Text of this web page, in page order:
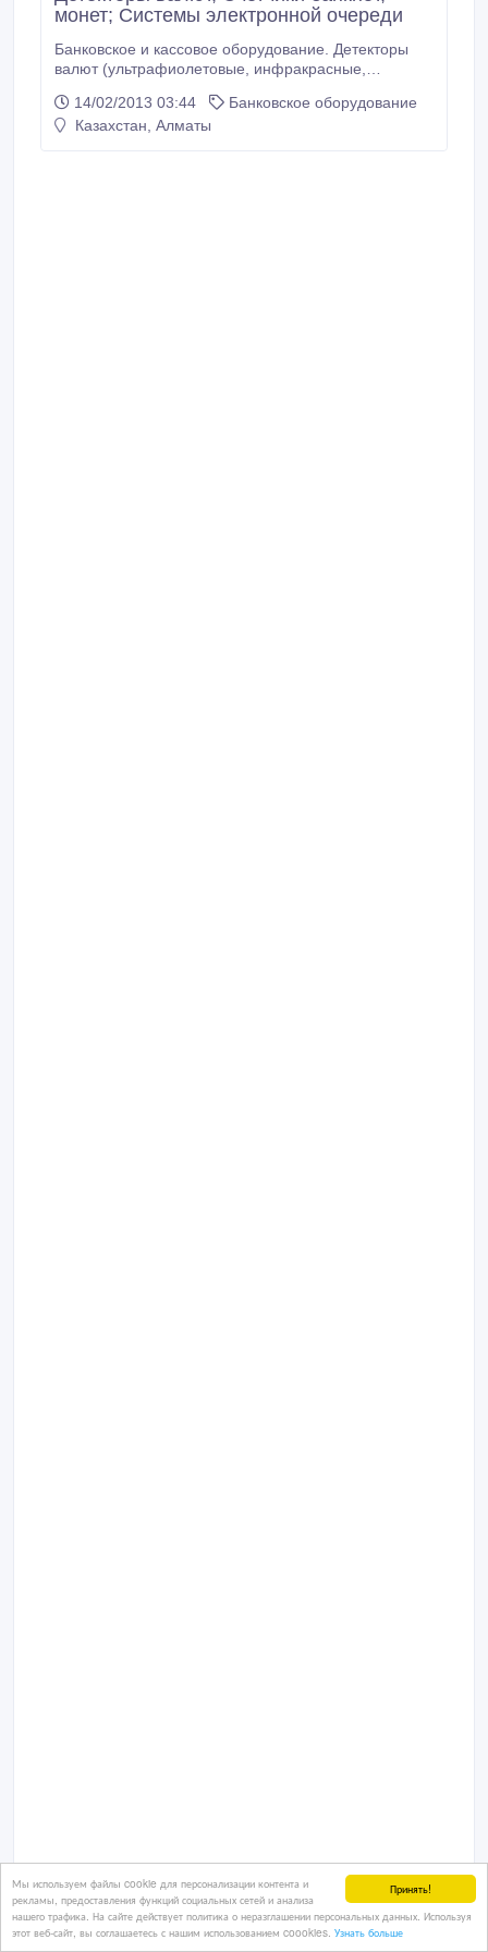
Принять!
Мы используем файлы cookie для персонализации контента и
рекламы, предоставления функций социальных сетей и анализа
нашего трафика. На сайте действует политика о неразглашении персональных данных. Используя
этот веб-сайт, вы соглашаетесь с нашим использованием coookies. Узнать больше
монет; Системы электронной очереди
Банковское и кассовое оборудование. Детекторы
валют (ультрафиолетовые, инфракрасные,
монет; Быстрый и качественный пересчет
Продукцию передовых брендов мирового уровня.
14/02/2013 03:44
Банковское оборудование
Казахстан, Алматы